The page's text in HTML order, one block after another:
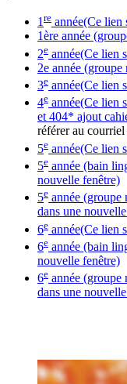
1re année(Ce lien
1ère année
2e année(Ce lien
2e année (groupe
3e année(Ce lien
4e année(Ce lien
et 404* ajout
référer au
5e année(Ce lien
5e année (bain
nouvelle fenêtre)
5e année (groupe
dans une
6e année(Ce lien
6e année (bain
nouvelle fenêtre)
6e année (groupe
dans une